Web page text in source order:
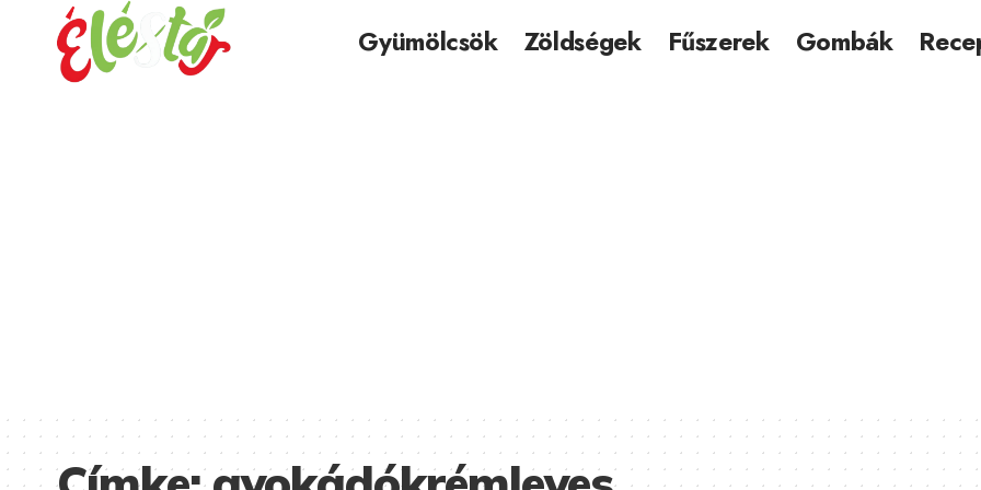
Gyümölcsök Zöldségek Fűszerek Gombák